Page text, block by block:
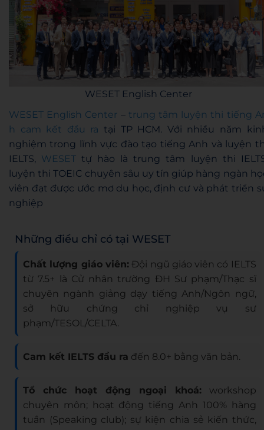
WESET English Center
WESET English Center – trung tâm luyện thi tiếng
h cam kết đầu ra tại TP HCM. Với nhiều năm
nghiệm trong lĩnh vực đào tạo tiếng Anh và luyện
IELTS, WESET tự hào là trung tâm luyện thi
luyện thi TOEIC chuyên sâu uy tín giúp hàng ngàn
viên đạt được ước mơ du học, định cư và phát triển
nghiệp
Những điều chỉ có tại WESET
Chất lượng giáo viên:Đội ngũ giáo viên có IELTS
từ 7.5+ là Cử nhân trường ĐH Sư phạm/Thạc sĩ
chuyên ngành giảng dạy tiếng Anh/Ngôn ngữ,
sở hữu chứng chỉ nghiệp vụ sư
phạm/TESOL/CELTA.
Cam kết IELTS đầu ra đến 8.0+ bằng văn bản.
Tổ chức hoạt động ngoại khoá:workshop
chuyên môn; hoạt động tiếng Anh 100% hàng
tuần (Speaking club); sự kiện chia sẻ kiến thức,